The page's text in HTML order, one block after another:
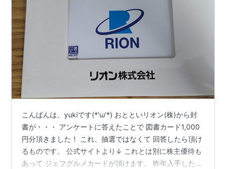
こんばんは、yukiです(*'ω'*) おとといリオン(株)から封
書が・・・ アンケートに答えたことで 図書カード1,000
円分頂きました！ これ、抽選ではなくて 回答したら頂け
るものです。 公式サイトより↓ これとは別に株主優待も
あって ジェフグルメカードが頂けます。 昨年入手したも